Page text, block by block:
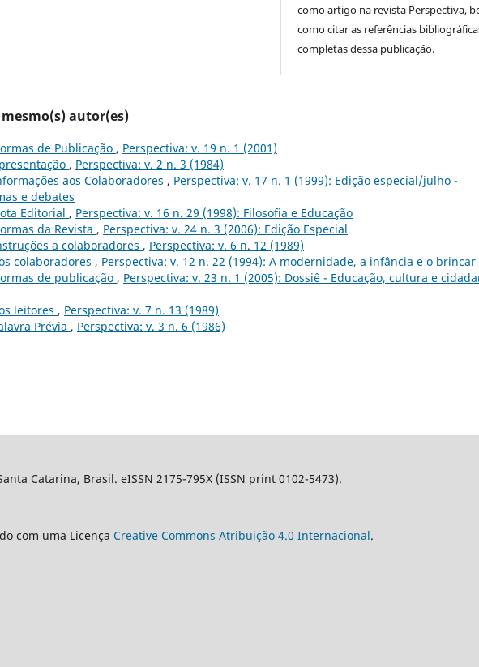
como artigo na revista Perspectiva,
como citar as referências
completas dessa publicação.
autor(es)
de Publicação , Perspectiva: v. 19 n. 1 (2001)
, Perspectiva: v. 2 n. 3 (1984)
aos Colaboradores , Perspectiva: v. 17 n. 1 (1999): Edição especial/julho -
e debates
Editorial , Perspectiva: v. 16 n. 29 (1998): Filosofia e Educação
da Revista , Perspectiva: v. 24 n. 3 (2006): Edição Especial
a colaboradores , Perspectiva: v. 6 n. 12 (1989)
colaboradores , Perspectiva: v. 12 n. 22 (1994): A modernidade, a infância e o brincar
de publicação , Perspectiva: v. 23 n. 1 (2005): Dossiê - Educação, cultura e
leitores , Perspectiva: v. 7 n. 13 (1989)
Prévia , Perspectiva: v. 3 n. 6 (1986)
Catarina, Brasil. eISSN 2175-795X (ISSN print 0102-5473).
com uma Licença Creative Commons Atribuição 4.0 Internacional.